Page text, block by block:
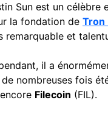
Sun est un célèbre
la fondation de Tron
remarquable et
il a
de nombreuses fois
Filecoin (FIL).